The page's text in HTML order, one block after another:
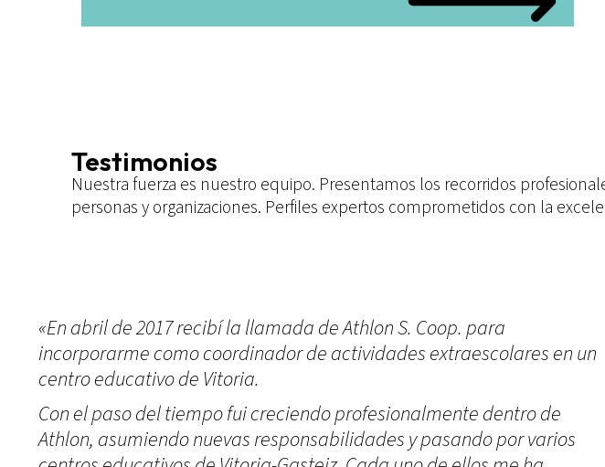
Testimonios
Nuestra fuerza es nuestro equipo. Presentamos los recorridos
personas y organizaciones. Perfiles expertos comprometidos con la